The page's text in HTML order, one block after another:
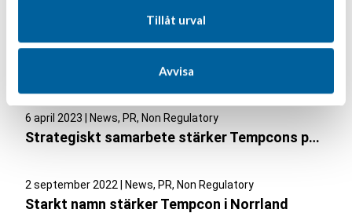
Tillåt urval
Avvisa
12 maj 2023 | News, PR, Non Regulatory
6 april 2023 | News, PR, Non Regulatory
Strategiskt samarbete stärker Tempcons position i Stockholmsområdet
2 september 2022 | News, PR, Non Regulatory
Starkt namn stärker Tempcon i Norrland